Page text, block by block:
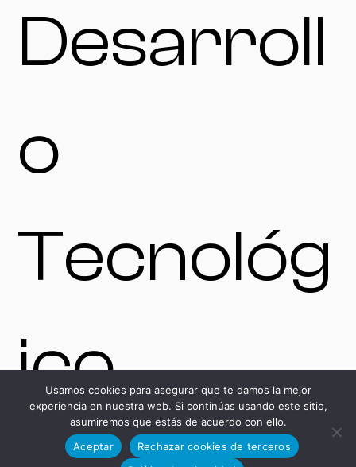
Desarroll
o
Tecnológ
ico
Usamos cookies para asegurar que te damos la mejor
experiencia en nuestra web. Si continúas usando este sitio,
asumiremos que estás de acuerdo con ello.
Aceptar
Rechazar cookies de terceros